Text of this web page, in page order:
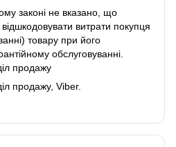
законі не вказано, що
витрати покупця
товару при його
обслуговуванні.
продажу
продажу, Viber.